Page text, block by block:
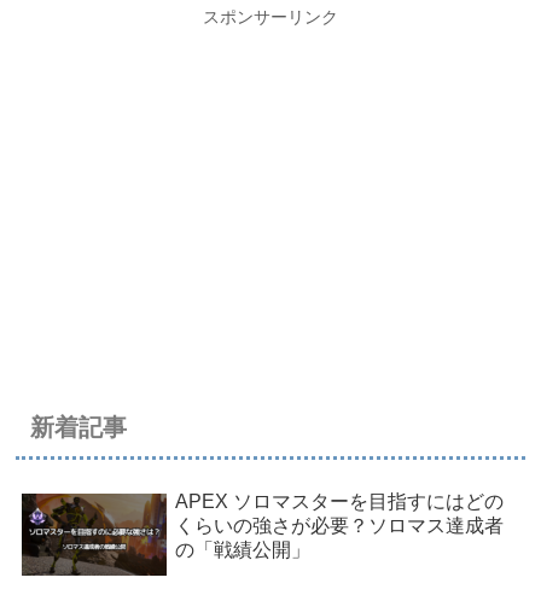
スポンサーリンク
新着記事
APEX ソロマスターを目指すにはどの
くらいの強さが必要？ソロマス達成者
の「戦績公開」